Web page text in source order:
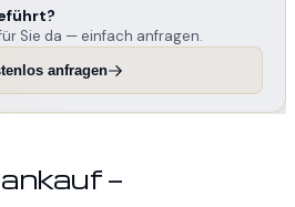
Sie da — einfach anfragen.
anfragen
—